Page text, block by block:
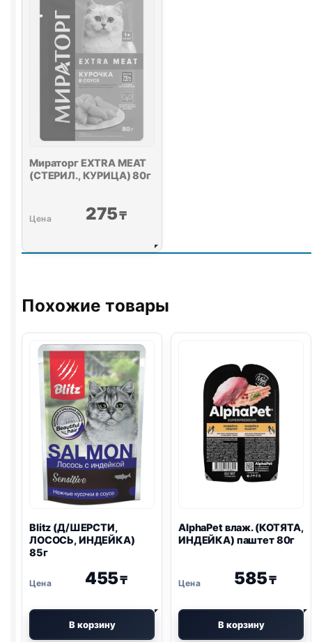
Мираторг EXTRA MEAT
(СТЕРИЛ., КУРИЦА) 80г
275₸
Похожие товары
Blitz (Д/ШЕРСТИ,
ЛОСОСЬ, ИНДЕЙКА)
85г
455₸
В корзину
AlphaPet влаж. (КОТЯТА,
ИНДЕЙКА) паштет 80г
585₸
В корзину